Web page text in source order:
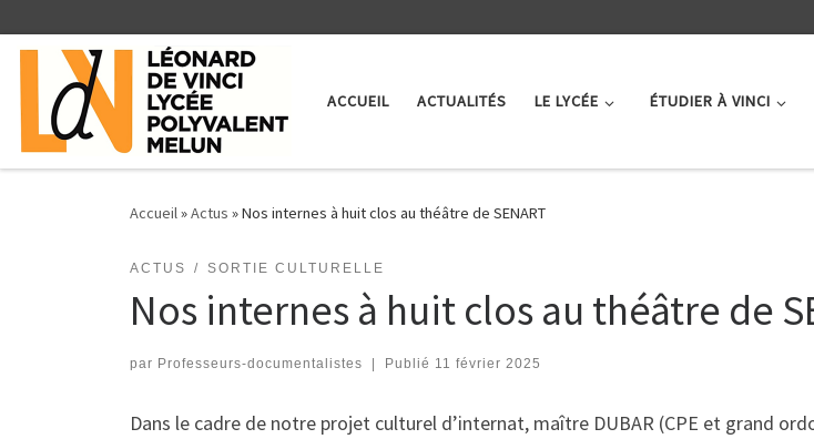
Skip to content
ACCUEIL ACTUALITÉS LE LYCÉE ÉTUDIER À VINCI
Accueil»Actus »Nos internes à huit clos au théâtre de SENART
ACTUS SORTIE CULTURELLE
Nos internes à huit clos au théâtre de
par Professeurs-documentalistes Publié 11 février 2025
Dans le cadre de notre projet culturel d’internat, maître DUBAR (CPE et grand